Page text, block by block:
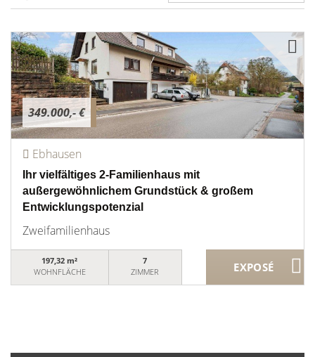
349.000,- €
Ebhausen
Ihr vielfältiges 2-Familienhaus mit
außergewöhnlichem Grundstück & großem
Entwicklungspotenzial
Zweifamilienhaus
197,32 m²
WOHNFLÄCHE
7
ZIMMER